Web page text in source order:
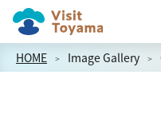
HOME Image Gallery